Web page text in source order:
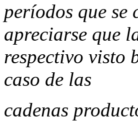
períodos que se
apreciarse que
respectivo visto
caso de las
cadenas